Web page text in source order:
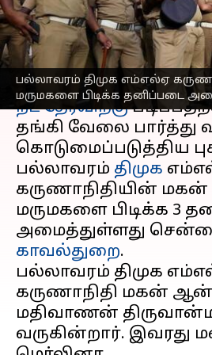
பல்லாவரம் திமுக எம்எல்ஏ
மருமகளை பிடிக்க தனிப்படை
எழுதியவர் Venkatalakshmi V Jan 23,
செய்தி முன்னோட்டம்
நீட் தேர்விற்கு
தங்கி வேலை பார்த்து
கொடுமைப்படுத்திய
பல்லாவரம் திமுக
கருணாநிதியின் மகன்
மருமகளை பிடிக்க 3
அமைத்துள்ளது
காவல்துறை.
பல்லாவரம் திமுக
கருணாநிதி மகன்
மதிவாணன்
வருகின்றார். இவரது